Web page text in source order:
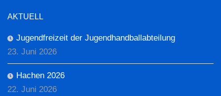
AKTUELL
Jugendfreizeit der Jugendhandballabteilung
23. Juni 2026
Hachen 2026
22. Juni 2026